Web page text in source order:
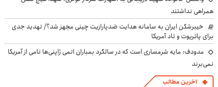
همراهی نداشتند
خیبرشکن ایران به سامانه هدایت ضدپارازیت چینی مجهز شد؟/ تهدید جدی
برای پاتریوت و تاد آمریکا
مدودف: مایه شرمساری است که در سالگرد بمباران اتمی ژاپنی‌ها نامی از آمریکا
نمی‌برند
آخرین مطالب